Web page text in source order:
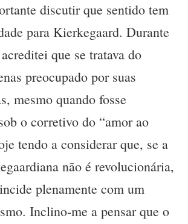
discutir que sentido tem
para Kierkegaard. Durante
que se tratava do
preocupado por suas
mesmo quando fosse
o corretivo do “amor ao
tendo a considerar que, se a
não é revolucionária,
plenamente com um
Inclino-me a pensar que o